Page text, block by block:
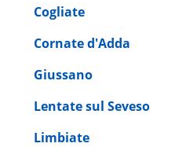
Cogliate
Cornate d'Adda
Giussano
Lentate sul Seveso
Limbiate